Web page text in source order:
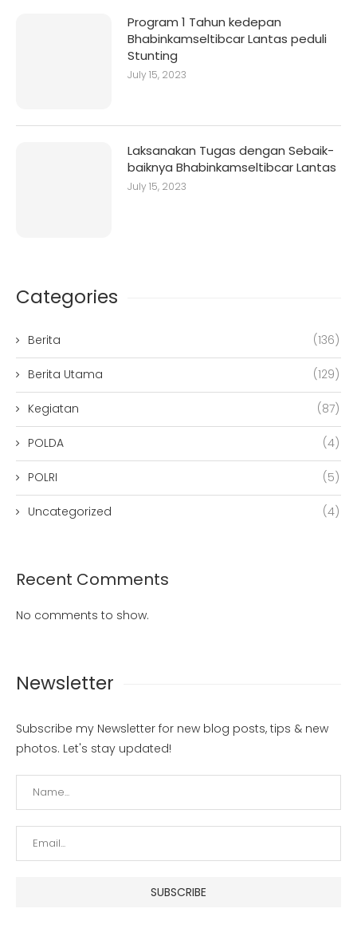
Program 1 Tahun kedepan
Bhabinkamseltibcar Lantas peduli
Stunting
July 15, 2023
Laksanakan Tugas dengan Sebaik-
baiknya Bhabinkamseltibcar Lantas
July 15, 2023
Categories
Berita (136)
Berita Utama (129)
Kegiatan (87)
POLDA (4)
POLRI (5)
Uncategorized (4)
Recent Comments
No comments to show.
Newsletter
Subscribe my Newsletter for new blog posts, tips & new
photos. Let's stay updated!